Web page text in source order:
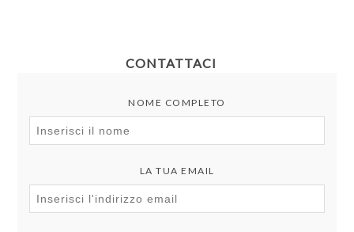
CONTATTACI
NOME COMPLETO
LA TUA EMAIL